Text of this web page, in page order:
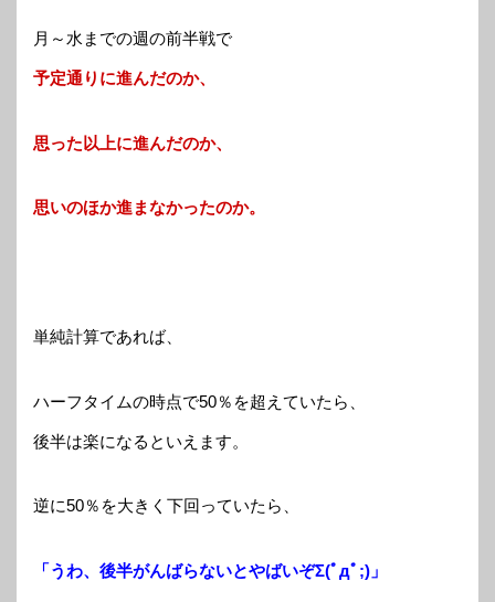
月～水までの週の前半戦で
予定通りに進んだのか、
思った以上に進んだのか、
思いのほか進まなかったのか。
単純計算であれば、
ハーフタイムの時点で50％を超えていたら、
後半は楽になるといえます。
逆に50％を大きく下回っていたら、
「うわ、後半がんばらないとやばいぞΣ(ﾟдﾟ;)」